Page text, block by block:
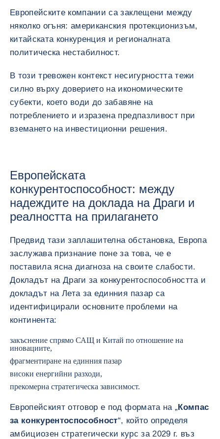
Европейските компании са заклещени между
няколко огъня: американския протекционизъм,
китайската конкуренция и регионалната
политическа нестабилност.
В този тревожен контекст несигурността тежи
силно върху доверието на икономическите
субекти, което води до забавяне на
потреблението и изразена предпазливост при
вземането на инвестиционни решения.
Европейската
конкурентоспособност: между
надеждите на доклада на Драги и
реалността на прилагането
Предвид тази заплашителна обстановка, Европа
заслужава признание поне за това, че е
поставила ясна диагноза на своите слабости.
Докладът на Драги за конкурентоспособността и
докладът на Лета за единния пазар са
идентифицирали основните проблеми на
континента:
закъснение спрямо САЩ и Китай по отношение на
иновациите,
фрагментиране на единния пазар
високи енергийни разходи,
прекомерна стратегическа зависимост.
Европейският отговор е под формата на „Компас
за конкурентоспособност“, който определя
амбициозен стратегически курс за 2029 г. въз